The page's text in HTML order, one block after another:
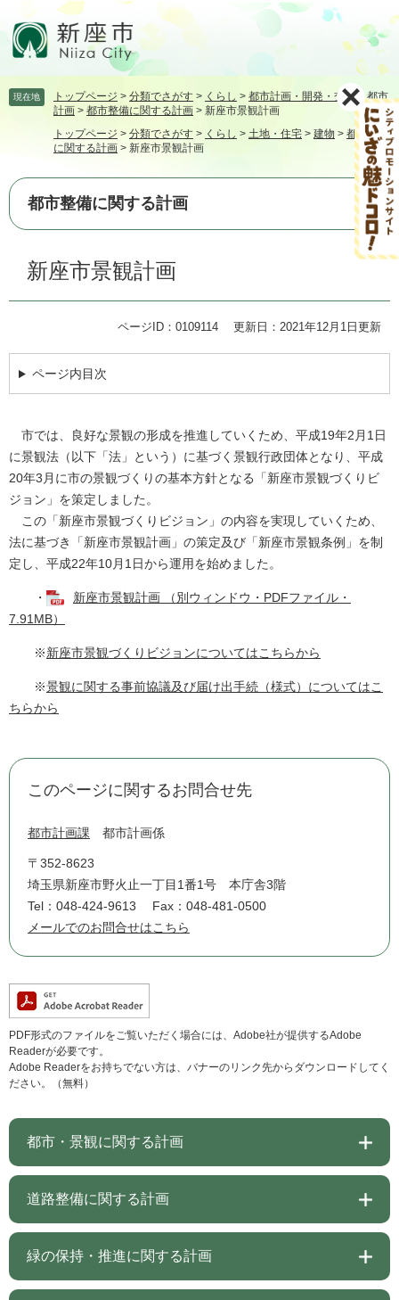
頭飛
文
へ
現在地 トップページ > 分類でさがす > くらし > 都市計画・開発・交通 >都市
計画 > 都市整備に関する計画 > 新座市景観計画
トップページ > 分類でさがす > くらし > 土地・住宅 > 建物 > 都市整備
に関する計画 > 新座市景観計画
都市整備に関する計画
新座市景観計画
ページID：0109114 更新日：2021年12月1日更新
ページ内目次
市では、良好な景観の形成を推進していくため、平成19年2月1日
に景観法（以下「法」という）に基づく景観行政団体となり、平成
20年3月に市の景観づくりの基本方針となる「新座市景観づくりビ
ジョン」を策定しました。
この「新座市景観づくりビジョン」の内容を実現していくため、
法に基づき「新座市景観計画」の策定及び「新座市景観条例」を制
定し、平成22年10月1日から運用を始めました。
・
新座市景観計画 （別ウィンドウ・PDFファイル・
7.91MB）
※新座市景観づくりビジョンについてはこちらから
※景観に関する事前協議及び届け出手続（様式）についてはこ
ちらから
このページに関するお問合せ先
都市計画課 都市計画係
〒352-8623
埼玉県新座市野火止一丁目1番1号 本庁舎3階
Tel：048-424-9613
Fax：048-481-0500
メールでのお問合せはこちら
PDF形式のファイルをご覧いただく場合には、Adobe社が提供するAdobe
Readerが必要です。
Adobe Readerをお持ちでない方は、バナーのリンク先からダウンロードしてく
ださい。（無料）
都市・景観に関する計画
道路整備に関する計画
緑の保持・推進に関する計画